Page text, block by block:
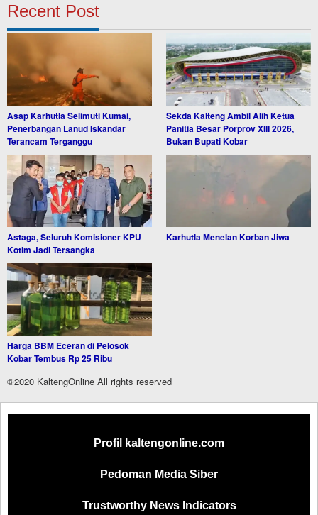
Recent Post
Asap Karhutla Selimuti Kumai,
Penerbangan Lanud Iskandar
Terancam Terganggu
Sekda Kalteng Ambil Alih Ketua
Panitia Besar Porprov XIII 2026,
Bukan Bupati Kobar
Astaga, Seluruh Komisioner KPU
Kotim Jadi Tersangka
Karhutla Menelan Korban Jiwa
Harga BBM Eceran di Pelosok
Kobar Tembus Rp 25 Ribu
©2020 KaltengOnline All rights reserved
Profil kaltengonline.com
Pedoman Media Siber
Trustworthy News Indicators